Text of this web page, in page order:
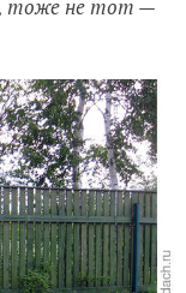
тоже не тот —